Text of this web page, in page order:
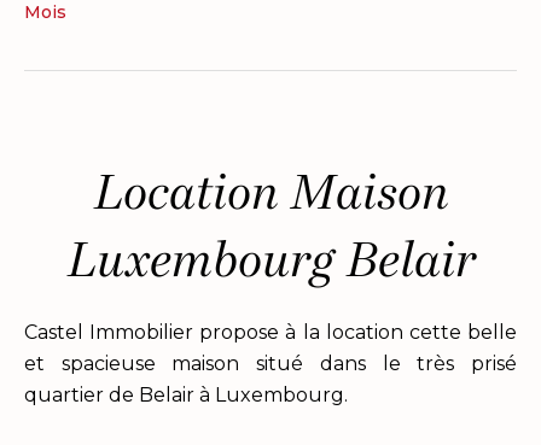
Mois
Location Maison
Luxembourg Belair
Castel Immobilier propose à la location cette belle
et spacieuse maison situé dans le très prisé
quartier de Belair à Luxembourg.